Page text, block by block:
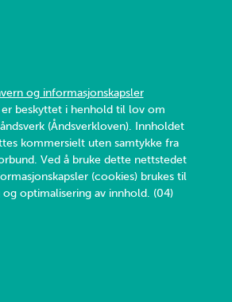
og informasjonskapsler
beskyttet i henhold til lov om
(Åndsverkloven). Innholdet
kommersielt uten samtykke fra
Ved å bruke dette nettstedet
(cookies) brukes til
optimalisering av innhold. (04)